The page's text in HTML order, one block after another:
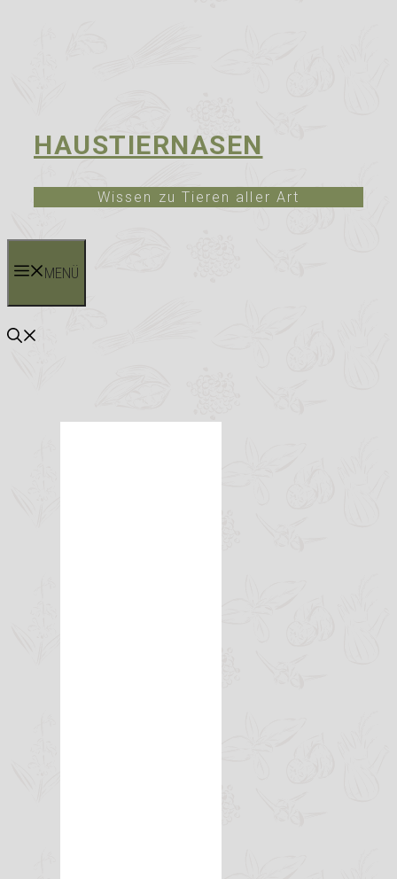
HAUSTIERNASEN
Wissen zu Tieren aller Art
MENÜ